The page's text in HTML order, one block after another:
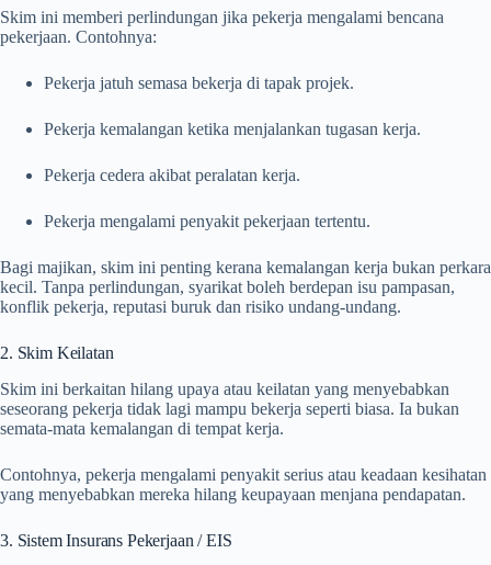
Skim ini memberi perlindungan jika pekerja mengalami bencana
pekerjaan. Contohnya:
Pekerja jatuh semasa bekerja di tapak projek.
Pekerja kemalangan ketika menjalankan tugasan kerja.
Pekerja cedera akibat peralatan kerja.
Pekerja mengalami penyakit pekerjaan tertentu.
Bagi majikan, skim ini penting kerana kemalangan kerja bukan perkara
kecil. Tanpa perlindungan, syarikat boleh berdepan isu pampasan,
konflik pekerja, reputasi buruk dan risiko undang-undang.
2. Skim Keilatan
Skim ini berkaitan hilang upaya atau keilatan yang menyebabkan
seseorang pekerja tidak lagi mampu bekerja seperti biasa. Ia bukan
semata-mata kemalangan di tempat kerja.
Contohnya, pekerja mengalami penyakit serius atau keadaan kesihatan
yang menyebabkan mereka hilang keupayaan menjana pendapatan.
3. Sistem Insurans Pekerjaan / EIS